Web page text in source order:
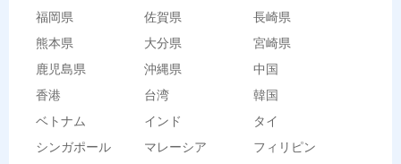
福岡県 佐賀県
長崎県
熊本県
大分県
宮崎県
鹿児島県
沖縄県
中国
香港
台湾
韓国
ベトナム
インド
タイ
シンガポール
マレーシア
フィリピン